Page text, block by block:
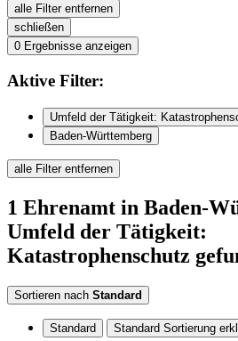
alle Filter entfernen
schließen
0 Ergebnisse anzeigen
Aktive Filter:
Umfeld der Tätigkeit:
Baden-Württemberg
alle Filter entfernen
1 Ehrenamt in Baden-
Umfeld der Tätigkeit:
Katastrophenschutz
Sortieren nach Standard
Standard Standard Sortierung